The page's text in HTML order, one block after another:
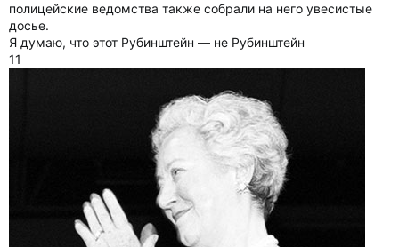
полицейские ведомства также собрали на него увесистые
досье.
Я думаю, что этот Рубинштейн — не Рубинштейн
11